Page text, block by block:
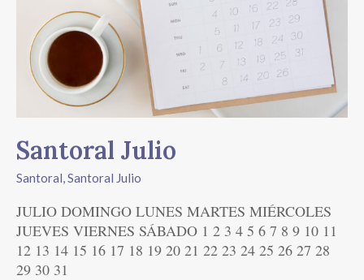
Santoral Julio
Santoral,Santoral Julio
JULIO DOMINGO LUNES MARTES MIÉRCOLES
JUEVES VIERNES SÁBADO 1 2 3 4 5 6 7 8 9 10 11
12 13 14 15 16 17 18 19 20 21 22 23 24 25 26 27 28
29 30 31